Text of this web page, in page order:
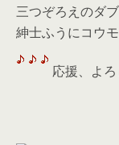
三つぞろえのダ
紳士ふうにコウ
応援、よ